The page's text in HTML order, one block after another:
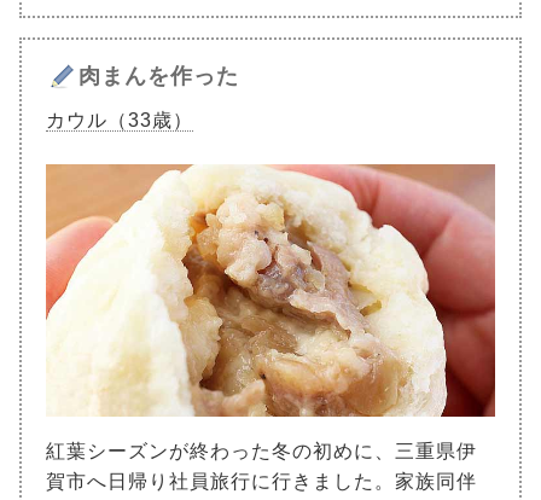
肉まんを作った
カウル（33歳）
紅葉シーズンが終わった冬の初めに、三重県伊
賀市へ日帰り社員旅行に行きました。家族同伴